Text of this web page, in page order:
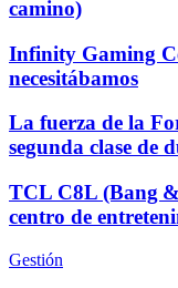
camino)
Infinity Gaming
necesitábamos
La fuerza de la
segunda clase de
TCL C8L (Bang
centro de
Gestión